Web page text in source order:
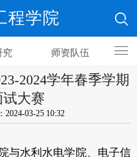
程学院
究 师资队伍
2024学年春季学期
大赛
03-25 10:32